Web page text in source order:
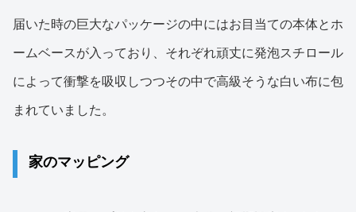
届いた時の巨大なパッケージの中にはお目当ての本体とホ
ームベースが入っており、それぞれ頑丈に発泡スチロール
によって衝撃を吸収しつつその中で高級そうな白い布に包
まれていました。
家のマッピング